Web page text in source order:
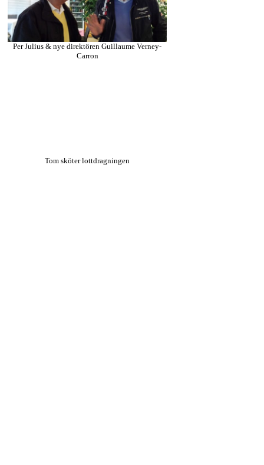
Per Julius & nye direktören Guillaume Verney-
Carron
Tom sköter lottdragningen